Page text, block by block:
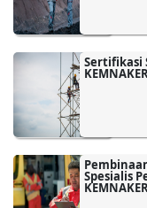
Sertifikasi
Spesialis